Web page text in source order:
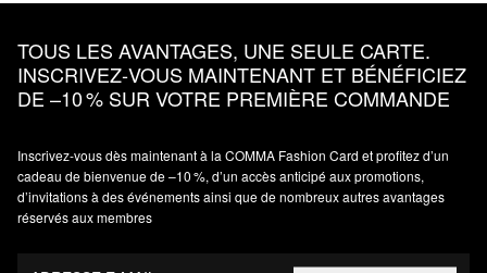
TOUS LES AVANTAGES, UNE SEULE CARTE.
INSCRIVEZ‑VOUS MAINTENANT ET BÉNÉFICIEZ
DE –10 % SUR VOTRE PREMIÈRE COMMANDE
Inscrivez‑vous dès maintenant à la COMMA Fashion Card et profitez d’un
cadeau de bienvenue de –10 %, d’un accès anticipé aux promotions,
d’invitations à des événements ainsi que de nombreux autres avantages
réservés aux membres